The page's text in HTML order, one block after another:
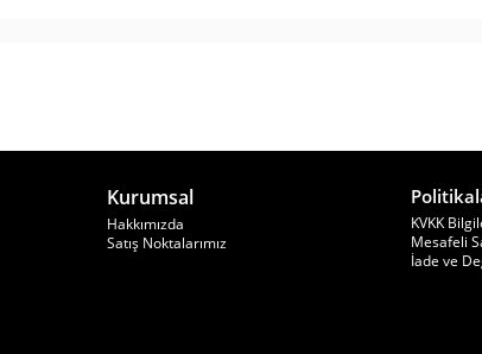
Kurumsal
Hakkımızda
Satış Noktalarımız
KVKK
Mesafeli
İade ve